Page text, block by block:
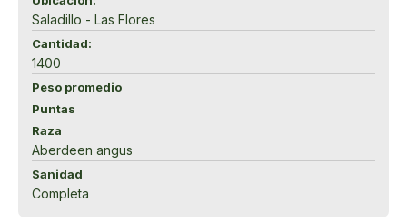
Saladillo - Las Flores
Cantidad:
1400
Peso promedio
Puntas
Raza
Aberdeen angus
Sanidad
Completa